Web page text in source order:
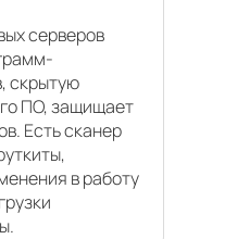
серверов
скрытую
ПО, защищает
Есть сканер
в работу